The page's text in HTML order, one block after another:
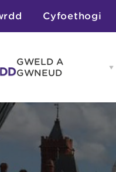
Cyfoethogi
GWELD A
GWNEUD
Atyniadau
Gweithgareddau
Adloniant
Chwaraeon
Siopa
Teithiau a